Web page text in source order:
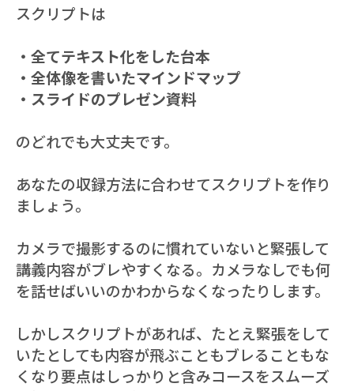
スクリプトは
・全てテキスト化をした台本
・全体像を書いたマインドマップ
・スライドのプレゼン資料
のどれでも大丈夫です。
あなたの収録方法に合わせてスクリプトを作り
ましょう。
カメラで撮影するのに慣れていないと緊張して
講義内容がブレやすくなる。カメラなしでも何
を話せばいいのかわからなくなったりします。
しかしスクリプトがあれば、たとえ緊張をして
いたとしても内容が飛ぶこともブレることもな
くなり要点はしっかりと含みコースをスムーズ